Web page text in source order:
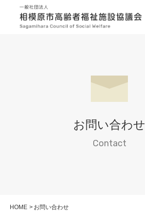
お問い合わせ
Contact
HOME お問い合わせ